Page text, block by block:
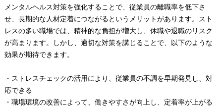
メンタルヘルス対策を強化することで、従業員の離職率を低下さ
せ、長期的な人材定着につながるというメリットがあります。スト
レスの多い職場では、精神的な負担が増大し、休職や退職のリスク
が高まります。しかし、適切な対策を講じることで、以下のような
効果が期待できます。
・ストレスチェックの活用により、従業員の不調を早期発見し、対
応できる
・職場環境の改善によって、働きやすさが向上し、定着率が上がる